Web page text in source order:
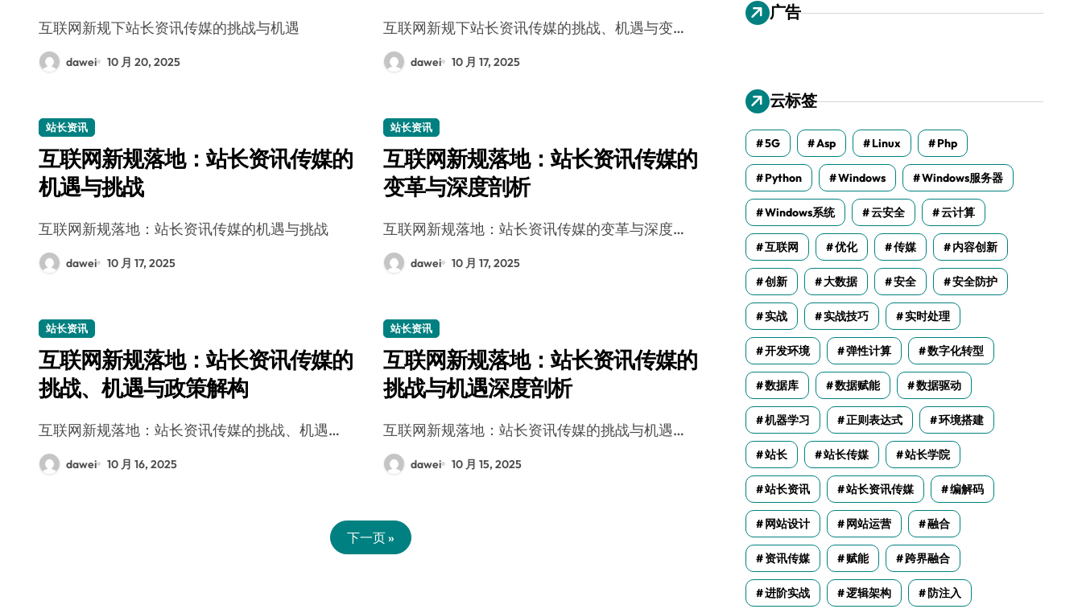
互联网新规下站长资讯传媒的挑战与机遇
dawei 10 月 20, 2025
互联网新规下站长资讯传媒的挑战、机遇与变…
dawei 10 月 17, 2025
站长资讯
互联网新规落地：站长资讯传媒的
机遇与挑战
互联网新规落地：站长资讯传媒的机遇与挑战
dawei 10 月 17, 2025
站长资讯
互联网新规落地：站长资讯传媒的
变革与深度剖析
互联网新规落地：站长资讯传媒的变革与深度…
dawei 10 月 17, 2025
站长资讯
互联网新规落地：站长资讯传媒的
挑战、机遇与政策解构
互联网新规落地：站长资讯传媒的挑战、机遇…
dawei 10 月 16, 2025
站长资讯
互联网新规落地：站长资讯传媒的
挑战与机遇深度剖析
互联网新规落地：站长资讯传媒的挑战与机遇…
dawei 10 月 15, 2025
下一页 »
广告
云标签
5G Asp Linux Php
Python Windows Windows服务器
Windows系统 云安全 云计算
互联网 优化 传媒 内容创新
创新 大数据 安全 安全防护
实战 实战技巧 实时处理
开发环境 弹性计算 数字化转型
数据库 数据赋能 数据驱动
机器学习 正则表达式 环境搭建
站长 站长传媒 站长学院
站长资讯 站长资讯传媒 编解码
网站设计 网站运营 融合
资讯传媒 赋能 跨界融合
进阶实战 逻辑架构 防注入